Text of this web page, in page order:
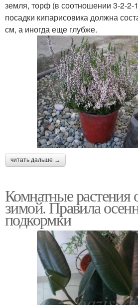
земля, торф (в соотношении 3-2-2-
посадки кипарисовика должна
см, а иногда еще глубже.
читать дальше →
Комнатные растения
зимой. Правила
подкормки